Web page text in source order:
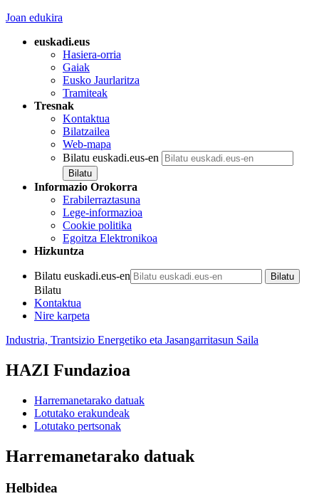
Joan edukira
euskadi.eus
Hasiera-orria
Gaiak
Eusko Jaurlaritza
Tramiteak
Tresnak
Kontaktua
Bilatzailea
Web-mapa
Bilatu euskadi.eus-en
Informazio Orokorra
Erabilerraztasuna
Lege-informazioa
Cookie politika
Egoitza Elektronikoa
Hizkuntza
Bilatu euskadi.eus-en
Bilatu
Kontaktua
Nire karpeta
Industria, Trantsizio Energetiko eta Jasangarritasun Saila
HAZI Fundazioa
Harremanetarako datuak
Lotutako erakundeak
Lotutako pertsonak
Harremanetarako datuak
Helbidea